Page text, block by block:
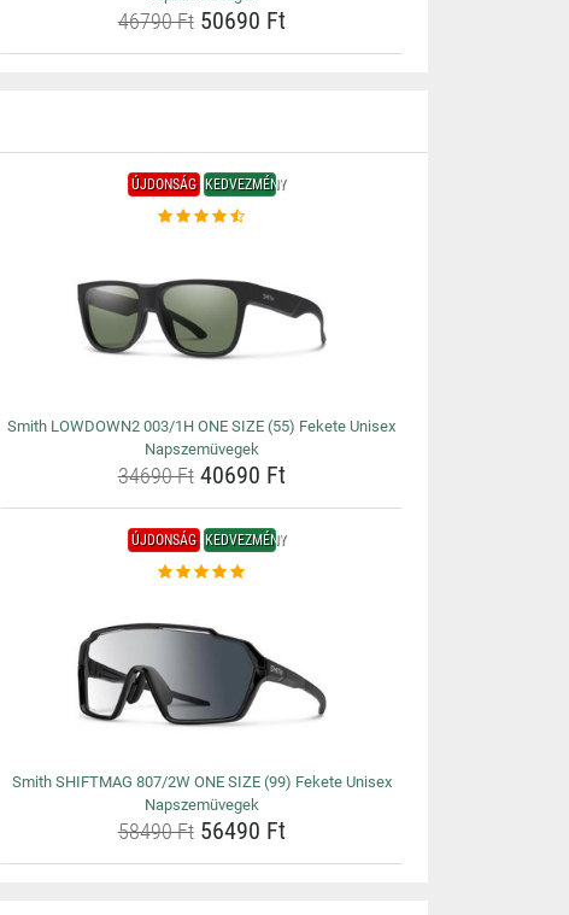
46790 Ft50690 Ft
ÚJDONSÁG KEDVEZMÉNY
Smith LOWDOWN2 003/1H ONE SIZE (55) Fekete Unisex
Napszemüvegek
34690 Ft40690 Ft
ÚJDONSÁG KEDVEZMÉNY
Smith SHIFTMAG 807/2W ONE SIZE (99) Fekete Unisex
Napszemüvegek
58490 Ft56490 Ft